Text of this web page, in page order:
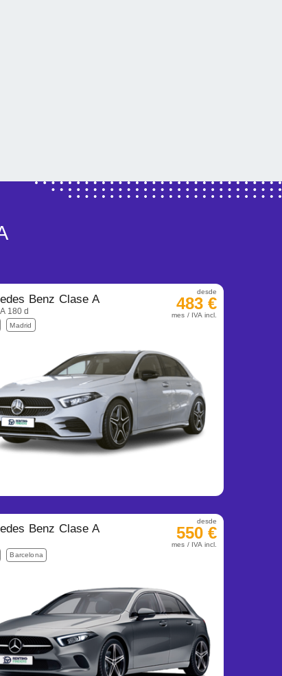
Benz Clase A
180 d
Madrid
desde
483 €
mes / IVA incl.
Benz Clase A
Barcelona
desde
550 €
mes / IVA incl.